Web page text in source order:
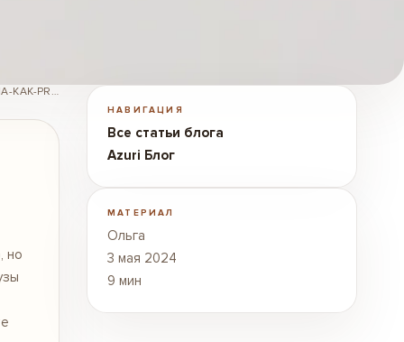
/RU/BLOG/AZURI-BLOG/BODI-DLIA-OSOBOGO-SLUCHAIA-KAK-PREVRATIT-BAZOVYI-ELEMENT-V-VECHERNII-AKTSENT/
но
НАВИГАЦИЯ
Все статьи блога
Azuri Блог
МАТЕРИАЛ
Ольга
3 мая 2024
9 мин